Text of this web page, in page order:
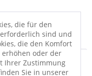
Marke Kleine Wolke
die für den
sind und
die den Komfort
oder der
Ihrer Zustimmung
Sie in unserer